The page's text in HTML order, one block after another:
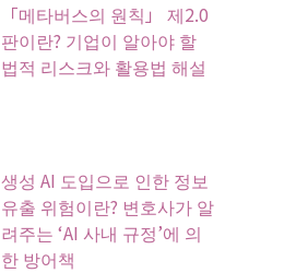
「메타버스의 원칙」 제2.0
판이란? 기업이 알아야 할
법적 리스크와 활용법 해설
생성 AI 도입으로 인한 정보
유출 위험이란? 변호사가 알
려주는 ‘AI 사내 규정’에 의
한 방어책